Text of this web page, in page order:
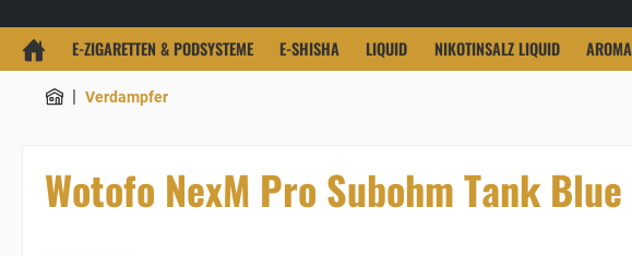
E-ZIGARETTEN & PODSYSTEME E-SHISHA LIQUID NIKOTINSALZ LIQUID AROMA
| Verdampfer
Wotofo NexM Pro Subohm Tank Blue